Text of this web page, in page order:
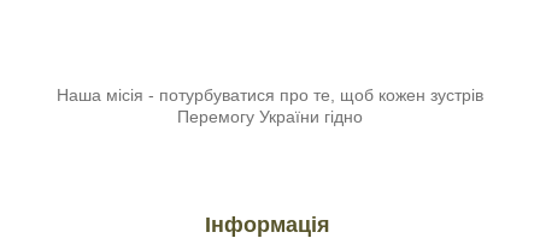
Наша місія - потурбуватися про те, щоб кожен зустрів
Перемогу України гідно
Інформація